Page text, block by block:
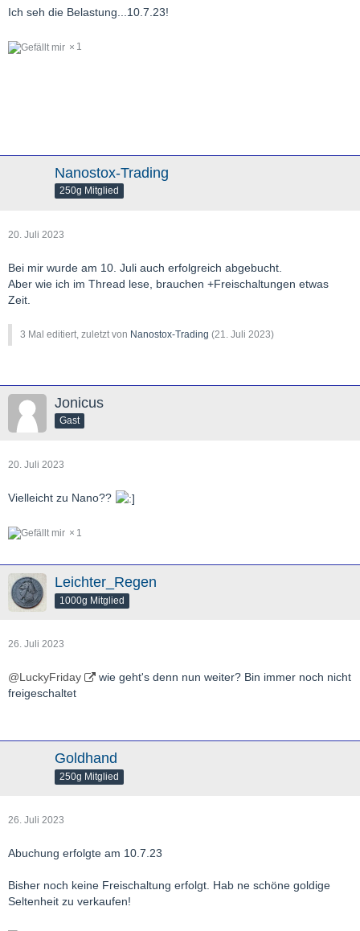
Ich seh die Belastung...10.7.23!
1
Nanostox-Trading
250g Mitglied
20. Juli 2023
Bei mir wurde am 10. Juli auch erfolgreich abgebucht.
Aber wie ich im Thread lese, brauchen +Freischaltungen etwas
Zeit.
3 Mal editiert, zuletzt von Nanostox-Trading (21. Juli 2023)
Jonicus
Gast
20. Juli 2023
Vielleicht zu Nano??
1
Leichter_Regen
1000g Mitglied
26. Juli 2023
@LuckyFriday
wie geht's denn nun weiter? Bin immer noch nicht
freigeschaltet
Goldhand
250g Mitglied
26. Juli 2023
Abuchung erfolgte am 10.7.23
Bisher noch keine Freischaltung erfolgt. Hab ne schöne goldige
Seltenheit zu verkaufen!